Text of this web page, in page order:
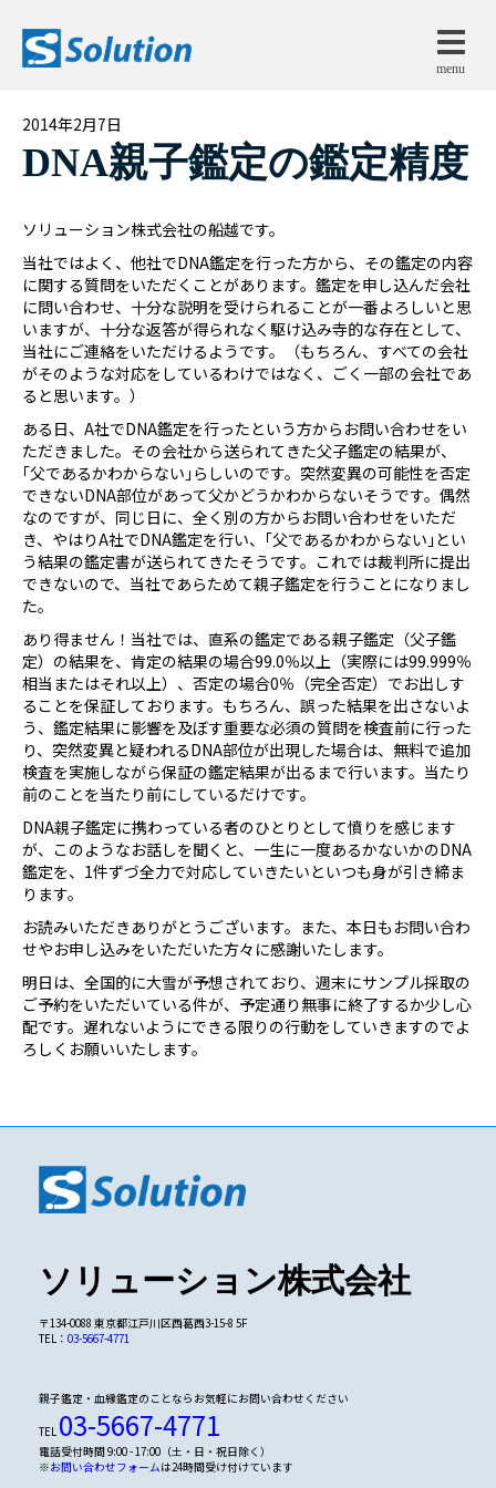
menu
2014年2月7日
DNA親子鑑定の鑑定精度
ソリューション株式会社の船越です。
当社ではよく、他社でDNA鑑定を行った方から、その鑑定の内容
に関する質問をいただくことがあります。鑑定を申し込んだ会社
に問い合わせ、十分な説明を受けられることが一番よろしいと思
いますが、十分な返答が得られなく駆け込み寺的な存在として、
当社にご連絡をいただけるようです。（もちろん、すべての会社
がそのような対応をしているわけではなく、ごく一部の会社であ
ると思います。）
ある日、A社でDNA鑑定を行ったという方からお問い合わせをい
ただきました。その会社から送られてきた父子鑑定の結果が、
｢父であるかわからない｣らしいのです。突然変異の可能性を否定
できないDNA部位があって父かどうかわからないそうです。偶然
なのですが、同じ日に、全く別の方からお問い合わせをいただ
き、やはりA社でDNA鑑定を行い、｢父であるかわからない｣とい
う結果の鑑定書が送られてきたそうです。これでは裁判所に提出
できないので、当社であらためて親子鑑定を行うことになりまし
た。
あり得ません！当社では、直系の鑑定である親子鑑定（父子鑑
定）の結果を、肯定の結果の場合99.0％以上（実際には99.999％
相当またはそれ以上）、否定の場合0％（完全否定）でお出しす
ることを保証しております。もちろん、誤った結果を出さないよ
う、鑑定結果に影響を及ぼす重要な必須の質問を検査前に行った
り、突然変異と疑われるDNA部位が出現した場合は、無料で追加
検査を実施しながら保証の鑑定結果が出るまで行います。当たり
前のことを当たり前にしているだけです。
DNA親子鑑定に携わっている者のひとりとして憤りを感じます
が、このようなお話しを聞くと、一生に一度あるかないかのDNA
鑑定を、1件ずづ全力で対応していきたいといつも身が引き締ま
ります。
お読みいただきありがとうございます。また、本日もお問い合わ
せやお申し込みをいただいた方々に感謝いたします。
明日は、全国的に大雪が予想されており、週末にサンプル採取の
ご予約をいただいている件が、予定通り無事に終了するか少し心
配です。遅れないようにできる限りの行動をしていきますのでよ
ろしくお願いいたします。
ソリューション株式会社
〒134-0088 東京都江戸川区西葛西3-15-8 5F
TEL： 03-5667-4771
親子鑑定・血縁鑑定のことならお気軽にお問い合わせください
TEL 03-5667-4771
電話受付時間 9:00 - 17:00（土・日・祝日除く）
※お問い合わせフォームは24時間受け付けています